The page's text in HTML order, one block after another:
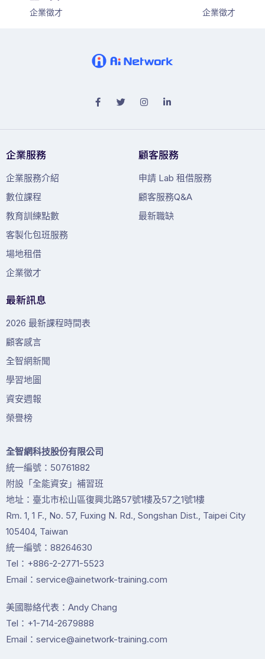
企業徵才 企業徵才
企業服務
企業服務介紹
數位課程
教育訓練點數
客製化包班服務
場地租借
企業徵才
顧客服務
申請 Lab 租借服務
顧客服務Q&A
最新職缺
最新訊息
2026 最新課程時間表
顧客感言
全智網新聞
學習地圖
資安週報
榮譽榜
全智網科技股份有限公司
統一編號：50761882
附設「全能資安」補習班
地址：臺北市松山區復興北路57號1樓及57之1號1樓
Rm. 1, 1 F., No. 57, Fuxing N. Rd., Songshan Dist., Taipei City
105404, Taiwan
統一編號：88264630
Tel：+886-2-2771-5523
Email：service@ainetwork-training.com
美國聯絡代表：Andy Chang
Tel：+1-714-2679888
Email：service@ainetwork-training.com